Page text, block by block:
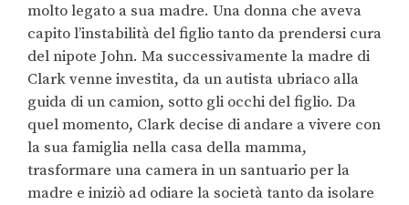
molto legato a sua madre. Una donna che aveva
capito l’instabilità del figlio tanto da prendersi cura
del nipote John. Ma successivamente la madre di
Clark venne investita, da un autista ubriaco alla
guida di un camion, sotto gli occhi del figlio. Da
quel momento, Clark decise di andare a vivere con
la sua famiglia nella casa della mamma,
trasformare una camera in un santuario per la
madre e iniziò ad odiare la società tanto da isolare